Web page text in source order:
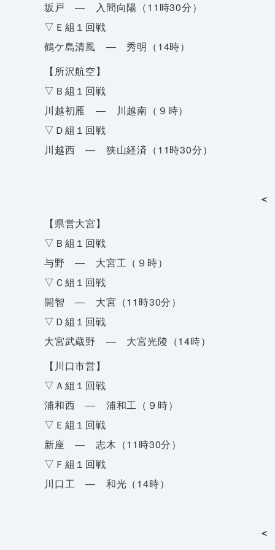
坂戸 ― 入間向陽（11時30分）
▽Ｅ組１回戦
鶴ケ島清風 ― 秀明（14時）
【所沢航空】
▽Ｂ組１回戦
川越初雁 ― 川越南（９時）
▽Ｄ組１回戦
川越西 ― 狭山経済（11時30分）
【県営大宮】
▽Ｂ組１回戦
与野 ― 大宮工（９時）
▽Ｃ組１回戦
開智 ― 大宮（11時30分）
▽Ｄ組１回戦
大宮武蔵野 ― 大宮光陵（14時）
【川口市営】
▽Ａ組１回戦
浦和西 ― 浦和工（９時）
▽Ｅ組１回戦
新座 ― 志木（11時30分）
▽Ｆ組１回戦
川口工 ― 和光（14時）